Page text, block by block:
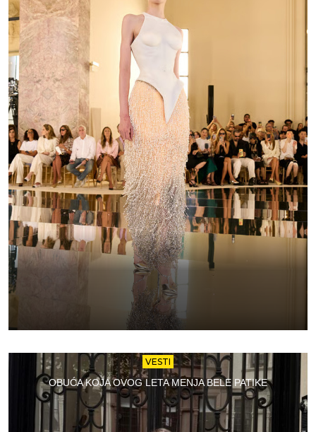
VESTI
OBUĆA KOJA OVOG LETA MENJA BELE PATIKE